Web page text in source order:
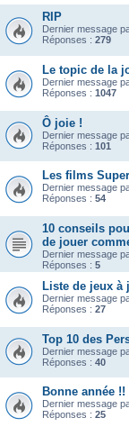
RIP
Dernier message
Réponses : 279
Le topic de la
Dernier message
Réponses : 1047
Ô joie !
Dernier message
Réponses : 101
Les films
Dernier message
Réponses : 54
10 conseils
de jouer
Dernier message
Réponses : 5
Liste de jeux à
Dernier message
Réponses : 27
Top 10 des
Dernier message
Réponses : 40
Bonne année !!
Dernier message
Réponses : 25